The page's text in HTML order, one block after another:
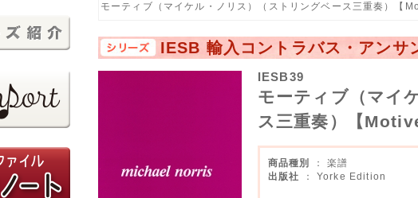
モーティブ（マイケル・ノリス）（ストリングベース三重奏）【
IESB 輸入コントラバス・アンサ
IESB39
モーティブ（マイ
ス三重奏）【
商品種別
： 楽譜
出版社
： Yorke Edition